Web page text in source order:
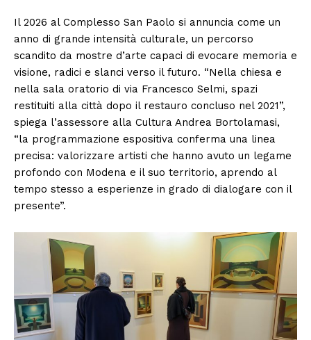
Il 2026 al Complesso San Paolo si annuncia come un
anno di grande intensità culturale, un percorso
scandito da mostre d’arte capaci di evocare memoria e
visione, radici e slanci verso il futuro. “Nella chiesa e
nella sala oratorio di via Francesco Selmi, spazi
restituiti alla città dopo il restauro concluso nel 2021”,
spiega l’assessore alla Cultura Andrea Bortolamasi,
“la programmazione espositiva conferma una linea
precisa: valorizzare artisti che hanno avuto un legame
profondo con Modena e il suo territorio, aprendo al
tempo stesso a esperienze in grado di dialogare con il
presente”.